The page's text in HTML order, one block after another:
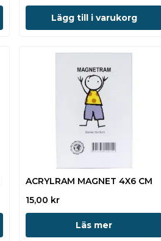
Lägg till i varukorg
ACRYLRAM MAGNET 4X6 CM
15,00 kr
Läs mer